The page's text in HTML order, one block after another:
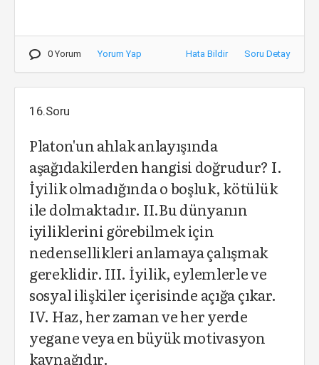
0 Yorum Yorum Yap Hata Bildir Soru Detay
16.Soru
Platon'un ahlak anlayışında
aşağıdakilerden hangisi doğrudur? I.
İyilik olmadığında o boşluk, kötülük
ile dolmaktadır. II.Bu dünyanın
iyiliklerini görebilmek için
nedensellikleri anlamaya çalışmak
gereklidir. III. İyilik, eylemlerle ve
sosyal ilişkiler içerisinde açığa çıkar.
IV. Haz, her zaman ve her yerde
yegane veya en büyük motivasyon
kaynağıdır.